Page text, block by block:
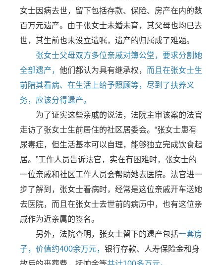
女士因病去世，留下包括存款、保险、房产在内的数
百万元遗产。由于张女士未婚未育，其父母也均已去
世，其生前也未设立遗嘱，遗产的归属成了难题。
张女士父母双方多位亲戚对簿公堂，要求分割她
全部遗产， 他们都认为具有继承权， 而且在张女士生
前陪其看病、在生活上给予照顾等，尽到了扶养义
务，应该分得遗产。
为了证实这些亲戚的说法，法院主审该案的法官
走访了张女士生前居住的社区居委会。“张女士患有
尿毒症，但生活基本可以自理，能够独立完成饮食起
居。”工作人员告诉法官，实在有困难时，张女士的
一位亲戚和社区工作人员会帮助她去医院。法官进一
步了解到，张女士看病时，经常是这位亲戚开车送她
去医院，而且在张女士去世前的病历中，也有这位亲
戚作为近亲属的签名。
另外，法院查明，张女士留下的遗产包括一套房
子，价值约400余万元， 银行存款、人寿保险金和身